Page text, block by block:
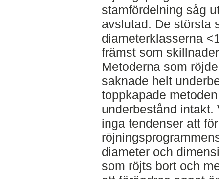
stamfördelning såg
avslutad. De största
diameterklasserna
främst som
Metoderna som
saknade helt
toppkapade
underbestånd
inga tendenser att
diameter och
som röjts bort och